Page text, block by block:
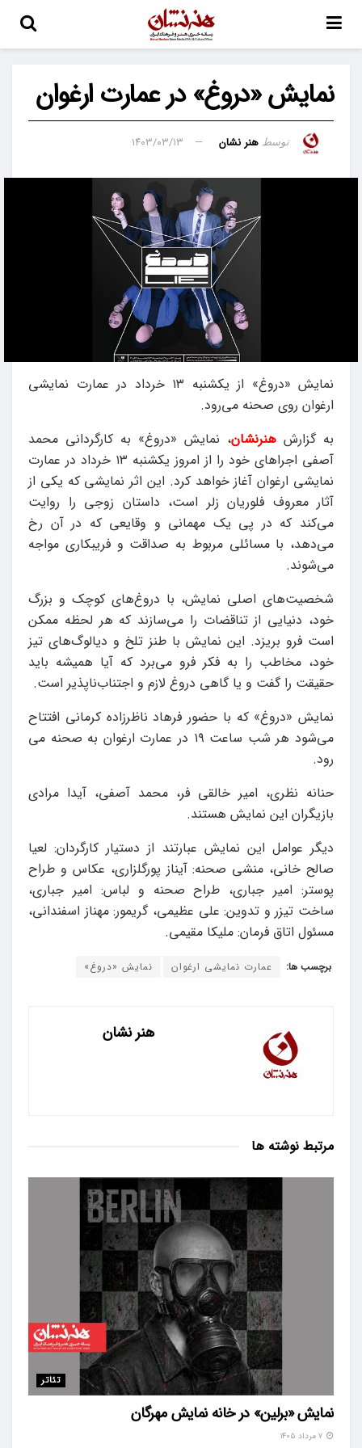
نمایش «دروغ» در عمارت ارغوان
توسط هنر نشان ۱۴۰۳/۰۳/۱۳
نمایش «دروغ» از یکشنبه ۱۳ خرداد در عمارت نمایشی
ارغوان روی صحنه می‌رود.
به گزارش هنرنشان، نمایش «دروغ» به کارگردانی محمد
آصفی اجراهای خود را از امروز یکشنبه ۱۳ خرداد در عمارت
نمایشی ارغوان آغاز خواهد کرد. این اثر نمایشی که یکی از
آثار معروف فلوریان زلر است، داستان زوجی را روایت
می‌کند که در پی یک مهمانی و وقایعی که در آن رخ
می‌دهد، با مسائلی مربوط به صداقت و فریبکاری مواجه
می‌شوند.
شخصیت‌های اصلی نمایش، با دروغ‌های کوچک و بزرگ
خود، دنیایی از تناقضات را می‌سازند که هر لحظه ممکن
است فرو بریزد. این نمایش با طنز تلخ و دیالوگ‌های تیز
خود، مخاطب را به فکر فرو می‌برد که آیا همیشه باید
حقیقت را گفت و یا گاهی دروغ لازم و اجتناب‌ناپذیر است.
نمایش «دروغ» که با حضور فرهاد ناظرزاده کرمانی افتتاح
می‌شود هر شب ساعت ۱۹ در عمارت ارغوان به صحنه می
رود.
حنانه نظری، امیر خالقی فر، محمد آصفی، آیدا مرادی
بازیگران این نمایش هستند.
دیگر عوامل این نمایش عبارتند از دستیار کارگردان: لعیا
صالح خانی، منشی صحنه: آیناز پورگلزاری، عکاس و طراح
پوستر: امیر جباری، طراح صحنه و لباس: امیر جباری،
ساخت تیزر و تدوین: علی عظیمی، گریمور: مهناز اسفندانی،
مسئول اتاق فرمان: ملیکا مقیمی.
برچسب ها: عمارت نمایشی ارغوان نمایش «دروغ»
هنر نشان
مرتبط نوشته ها
تئاتر
نمایش «برلین» در خانه نمایش مهرگان